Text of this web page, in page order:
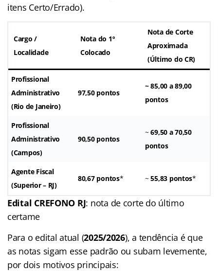
itens Certo/Errado).
Cargo /
Localidade
Nota do 1º
Colocado
Nota de Corte
Aproximada
(Último do CR)
Profissional
Administrativo
(Rio de Janeiro)
97,50 pontos
~85,00 a 89,00
pontos
Profissional
Administrativo
(Campos)
90,50 pontos
~69,50 a 70,50
pontos
Agente Fiscal
(Superior – RJ)
80,67 pontos* ~55,83 pontos*
Edital CREFONO RJ: nota de corte do último
certame
Para o edital atual (2025/2026), a tendência é que
as notas sigam esse padrão ou subam levemente,
por dois motivos principais: